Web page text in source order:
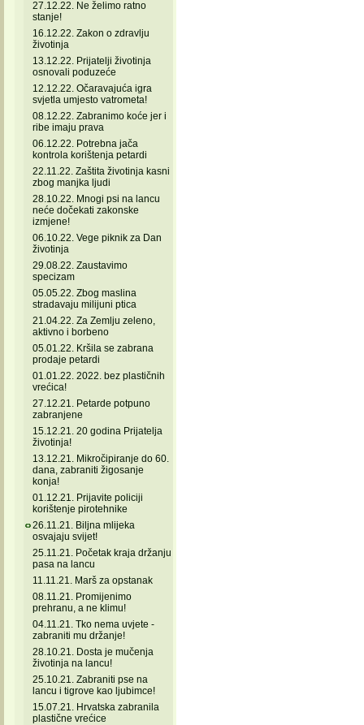
27.12.22. Ne želimo ratno
stanje!
16.12.22. Zakon o zdravlju
životinja
13.12.22. Prijatelji životinja
osnovali poduzeće
12.12.22. Očaravajuća igra
svjetla umjesto vatrometa!
08.12.22. Zabranimo koće jer i
ribe imaju prava
06.12.22. Potrebna jača
kontrola korištenja petardi
22.11.22. Zaštita životinja kasni
zbog manjka ljudi
28.10.22. Mnogi psi na lancu
neće dočekati zakonske
izmjene!
06.10.22. Vege piknik za Dan
životinja
29.08.22. Zaustavimo
specizam
05.05.22. Zbog maslina
stradavaju milijuni ptica
21.04.22. Za Zemlju zeleno,
aktivno i borbeno
05.01.22. Kršila se zabrana
prodaje petardi
01.01.22. 2022. bez plastičnih
vrećica!
27.12.21. Petarde potpuno
zabranjene
15.12.21. 20 godina Prijatelja
životinja!
13.12.21. Mikročipiranje do 60.
dana, zabraniti žigosanje
konja!
01.12.21. Prijavite policiji
korištenje pirotehnike
26.11.21. Biljna mlijeka
osvajaju svijet!
25.11.21. Početak kraja držanju
pasa na lancu
11.11.21. Marš za opstanak
08.11.21. Promijenimo
prehranu, a ne klimu!
04.11.21. Tko nema uvjete -
zabraniti mu držanje!
28.10.21. Dosta je mučenja
životinja na lancu!
25.10.21. Zabraniti pse na
lancu i tigrove kao ljubimce!
15.07.21. Hrvatska zabranila
plastične vrećice